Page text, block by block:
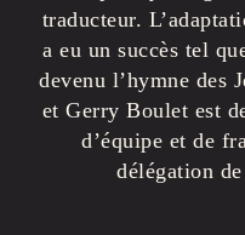
traducteur.
a eu un succès tel
devenu l’hymne des
et Gerry Boulet est
d’équipe et de
délégation